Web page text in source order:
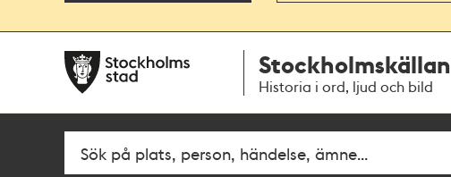
navigationen
huvudinnehållet
Stockholmskällan
Historia i ord, ljud och bild
Fritextsök